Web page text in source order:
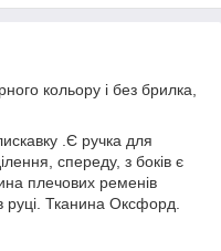
кольору і без брилка,
.Є ручка для
спереду, з боків є
плечових ременів
руці. Тканина Оксфорд.